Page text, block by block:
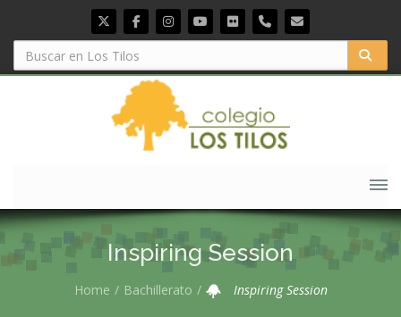
Inspiring Session
Home Bachillerato Inspiring Session